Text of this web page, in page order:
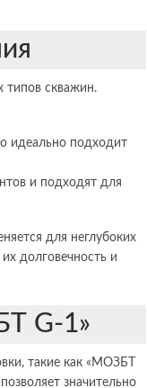
типов скважин.
идеально подходит
и подходят для
для неглубоких
долговечность и
G-1»
такие как «МОЗБТ
значительно